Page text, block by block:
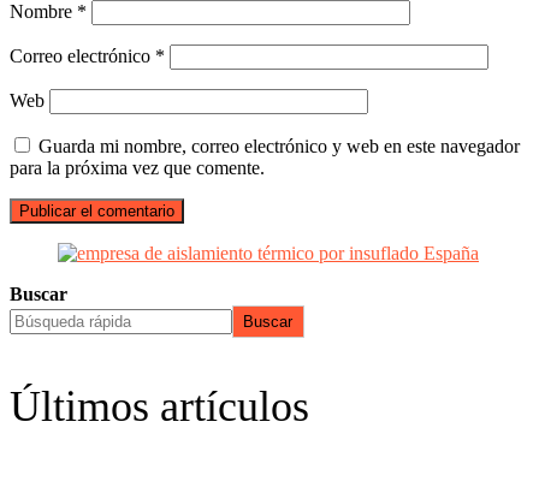
Nombre *
Correo electrónico *
Web
Guarda mi nombre, correo electrónico y web en este navegador
para la próxima vez que comente.
Buscar
Buscar
Últimos artículos